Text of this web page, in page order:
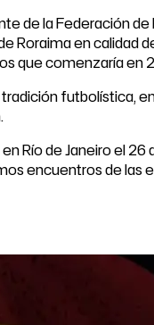
de la Federación de
Roraima en
que comenzaría en
futbolística,
Río de Janeiro el
encuentros de las